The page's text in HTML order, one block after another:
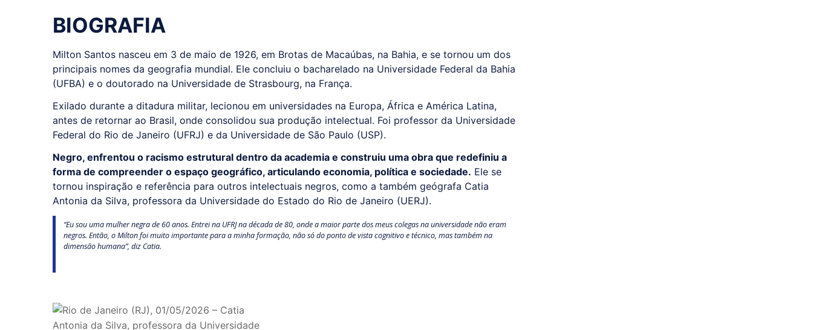
BIOGRAFIA
Milton Santos nasceu em 3 de maio de 1926, em Brotas de Macaúbas, na Bahia, e se tornou um dos
principais nomes da geografia mundial. Ele concluiu o bacharelado na Universidade Federal da Bahia
(UFBA) e o doutorado na Universidade de Strasbourg, na França.
Exilado durante a ditadura militar, lecionou em universidades na Europa, África e América Latina,
antes de retornar ao Brasil, onde consolidou sua produção intelectual. Foi professor da Universidade
Federal do Rio de Janeiro (UFRJ) e da Universidade de São Paulo (USP).
Negro, enfrentou o racismo estrutural dentro da academia e construiu uma obra que redefiniu a
forma de compreender o espaço geográfico, articulando economia, política e sociedade. Ele se
tornou inspiração e referência para outros intelectuais negros, como a também geógrafa Catia
Antonia da Silva, professora da Universidade do Estado do Rio de Janeiro (UERJ).
“Eu sou uma mulher negra de 60 anos. Entrei na UFRJ na década de 80, onde a maior parte dos meus colegas na universidade não eram
negros. Então, o Milton foi muito importante para a minha formação, não só do ponto de vista cognitivo e técnico, mas também na
dimensão humana”, diz Catia.